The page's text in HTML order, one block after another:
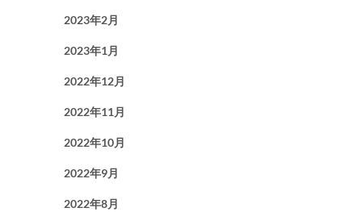
2023年2月
2023年1月
2022年12月
2022年11月
2022年10月
2022年9月
2022年8月